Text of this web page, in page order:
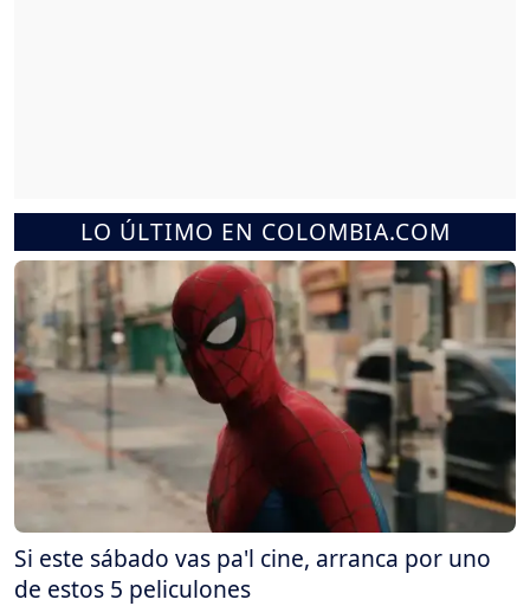
LO ÚLTIMO EN COLOMBIA.COM
Si este sábado vas pa'l cine, arranca por uno
de estos 5 peliculones